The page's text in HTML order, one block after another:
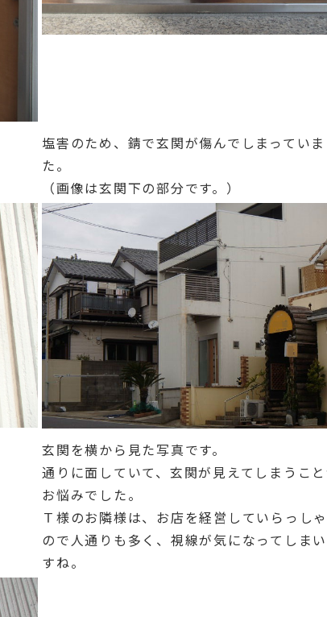
塩害のため、錆で玄関が傷んでしまってい
た。
（画像は玄関下の部分です。）
玄関を横から見た写真です。
通りに面していて、玄関が見えてしまうこ
お悩みでした。
Ｔ様のお隣様は、お店を経営していらっし
ので人通りも多く、視線が気になってしま
すね。